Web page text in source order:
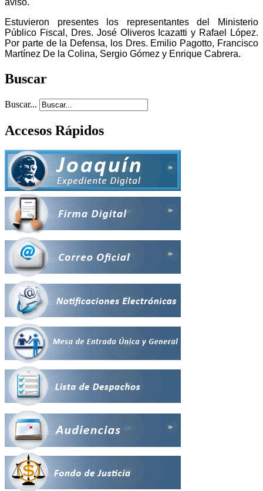
Estuvieron presentes los representantes del Ministerio
Público Fiscal, Dres. José Oliveros Icazatti y Rafael López.
Por parte de la Defensa, los Dres. Emilio Pagotto, Francisco
Martínez De la Colina, Sergio Gómez y Enrique Cabrera.
Buscar
Buscar...
Accesos Rápidos